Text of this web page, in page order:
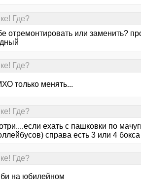
Где?
отремонтировать или заменить?
Где?
только менять...
Где?
ехать с пашковки по
справа есть 3 или 4
Где?
на юбилейном